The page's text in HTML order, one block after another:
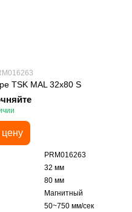
TSK MAL 32x80 S
цену
PRM016263
32 мм
80 мм
Магнитный
50~750 мм/сек